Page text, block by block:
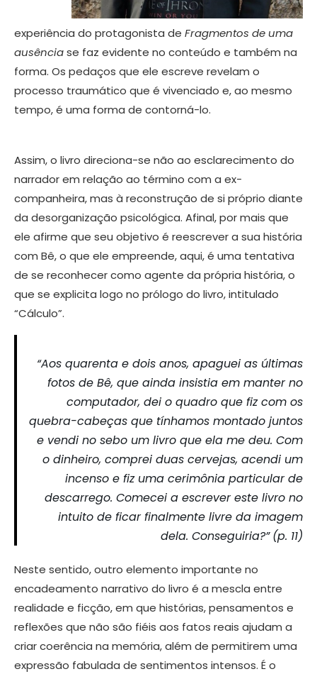
experiência do protagonista de Fragmentos de uma
ausênciase faz evidente no conteúdo e também na
forma. Os pedaços que ele escreve revelam o
processo traumático que é vivenciado e, ao mesmo
tempo, é uma forma de contorná-lo.
Assim, o livro direciona-se não ao esclarecimento do
narrador em relação ao término com a ex-
companheira, mas à reconstrução de si próprio diante
da desorganização psicológica. Afinal, por mais que
ele afirme que seu objetivo é reescrever a sua história
com Bê, o que ele empreende, aqui, é uma tentativa
de se reconhecer como agente da própria história, o
que se explicita logo no prólogo do livro, intitulado
“Cálculo”.
“Aos quarenta e dois anos, apaguei as últimas
fotos de Bê, que ainda insistia em manter no
computador, dei o quadro que fiz com os
quebra-cabeças que tínhamos montado juntos
e vendi no sebo um livro que ela me deu. Com
o dinheiro, comprei duas cervejas, acendi um
incenso e fiz uma cerimônia particular de
descarrego. Comecei a escrever este livro no
intuito de ficar finalmente livre da imagem
dela. Conseguiria?” (p. 11)
Neste sentido, outro elemento importante no
encadeamento narrativo do livro é a mescla entre
realidade e ficção, em que histórias, pensamentos e
reflexões que não são fiéis aos fatos reais ajudam a
criar coerência na memória, além de permitirem uma
expressão fabulada de sentimentos intensos. É o